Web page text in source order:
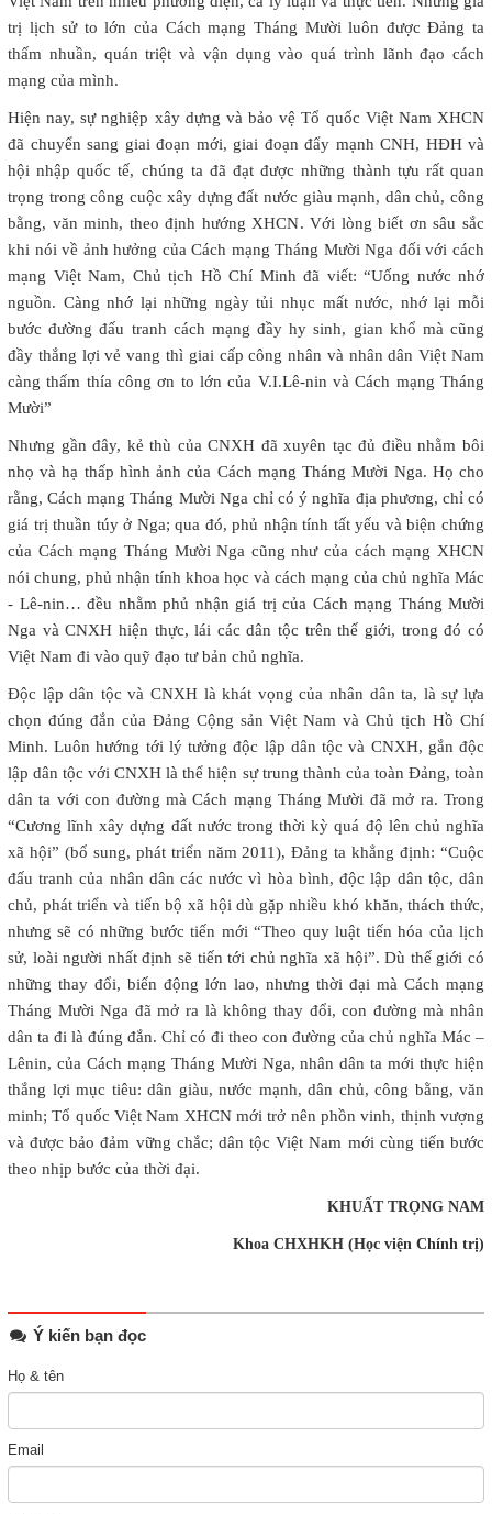
trị lịch sử to lớn của Cách mạng Tháng Mười luôn được Đảng ta
thấm nhuần, quán triệt và vận dụng vào quá trình lãnh đạo cách
mạng của mình.
Hiện nay, sự nghiệp xây dựng và bảo vệ Tổ quốc Việt Nam XHCN
đã chuyển sang giai đoạn mới, giai đoạn đẩy mạnh CNH, HĐH và
hội nhập quốc tế, chúng ta đã đạt được những thành tựu rất quan
trọng trong công cuộc xây dựng đất nước giàu mạnh, dân chủ, công
bằng, văn minh, theo định hướng XHCN. Với lòng biết ơn sâu sắc
khi nói về ảnh hưởng của Cách mạng Tháng Mười Nga đối với cách
mạng Việt Nam, Chủ tịch Hồ Chí Minh đã viết: “Uống nước nhớ
nguồn. Càng nhớ lại những ngày tủi nhục mất nước, nhớ lại mỗi
bước đường đấu tranh cách mạng đầy hy sinh, gian khổ mà cũng
đầy thắng lợi vẻ vang thì giai cấp công nhân và nhân dân Việt Nam
càng thấm thía công ơn to lớn của V.I.Lê-nin và Cách mạng Tháng
Mười”
Nhưng gần đây, kẻ thù của CNXH đã xuyên tạc đủ điều nhằm bôi
nhọ và hạ thấp hình ảnh của Cách mạng Tháng Mười Nga. Họ cho
rằng, Cách mạng Tháng Mười Nga chỉ có ý nghĩa địa phương, chỉ có
giá trị thuần túy ở Nga; qua đó, phủ nhận tính tất yếu và biện chứng
của Cách mạng Tháng Mười Nga cũng như của cách mạng XHCN
nói chung, phủ nhận tính khoa học và cách mạng của chủ nghĩa Mác
- Lê-nin… đều nhằm phủ nhận giá trị của Cách mạng Tháng Mười
Nga và CNXH hiện thực, lái các dân tộc trên thế giới, trong đó có
Việt Nam đi vào quỹ đạo tư bản chủ nghĩa.
Độc lập dân tộc và CNXH là khát vọng của nhân dân ta, là sự lựa
chọn đúng đắn của Đảng Cộng sản ViệtNam và Chủ tịch Hồ Chí
Minh. Luôn hướng tới lý tưởng độc lập dân tộc và CNXH, gắn độc
lập dân tộc với CNXH là thể hiện sự trung thành của toàn Đảng, toàn
dân ta với con đường mà Cách mạng Tháng Mười đã mở ra. Trong
“Cương lĩnh xây dựng đất nước trong thời kỳ quá độ lên chủ nghĩa
xã hội” (bổ sung, phát triển năm 2011), Đảng ta khẳng định: “Cuộc
đấu tranh của nhân dân các nước vì hòa bình, độc lập dân tộc, dân
chủ, phát triển và tiến bộ xã hội dù gặp nhiều khó khăn, thách thức,
nhưng sẽ có những bước tiến mới “Theo quy luật tiến hóa của lịch
sử, loài người nhất định sẽ tiến tới chủ nghĩa xã hội”. Dù thế giới có
những thay đổi, biến động lớn lao, nhưng thời đại mà Cách mạng
Tháng Mười Nga đã mở ra là không thay đổi, con đường mà nhân
dân ta đi là đúng đắn. Chỉ có đi theo con đường của chủ nghĩa Mác –
Lênin, của Cách mạng Tháng Mười Nga, nhân dân ta mới thực hiện
thắng lợi mục tiêu: dân giàu, nước mạnh, dân chủ, công bằng, văn
minh; Tổ quốc Việt Nam XHCN mới trở nên phồn vinh, thịnh vượng
và được bảo đảm vững chắc; dân tộc Việt Nam mới cùng tiến bước
theo nhịp bước của thời đại.
KHUẤT TRỌNG NAM
Khoa CHXHKH (Học viện Chính trị)
Ý kiến bạn đọc
Họ & tên
Email